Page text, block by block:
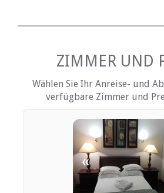
Tee- und Kaffeekocher
EINRICHTUNGEN AUF
Kinderfreundlich (alle
Fitnessstudio / Fitnesscenter
Parkplatz (abseits der Straße)
Schwimmbad
ESSEN UND TRINKEN
Bar (voll lizenziert)
Restaurant / Esszimmer
ZIMMER UND
Wählen Sie Ihr Anreise- und
verfügbare Zimmer und
«